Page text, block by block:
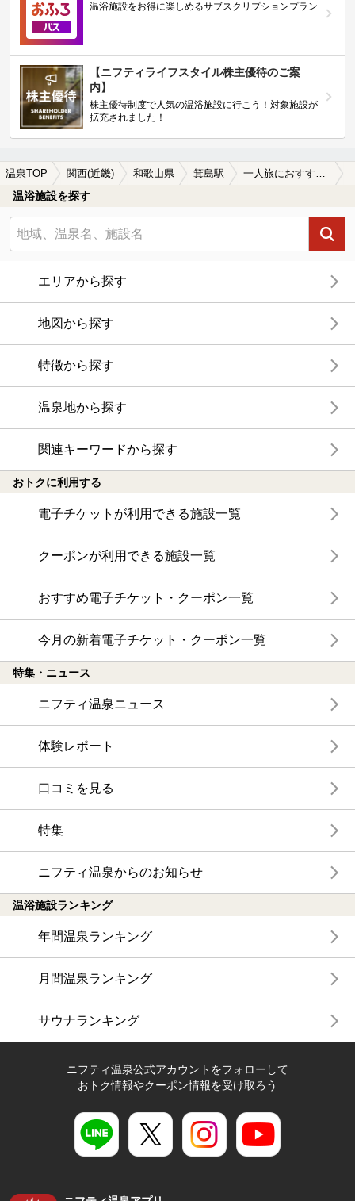
温浴施設をお得に楽しめるサブスクリプションプラン
【ニフティライフスタイル株主優待のご案
内】
株主優待制度で人気の温浴施設に行こう！対象施設が
拡充されました！
温泉TOP 関西(近畿) 和歌山県 箕島駅 一人旅におすすめの箕島駅近くの温泉、日帰り温泉、スーパー銭湯おすすめ
温浴施設を探す
エリアから探す
地図から探す
特徴から探す
温泉地から探す
関連キーワードから探す
おトクに利用する
電子チケットが利用できる施設一覧
クーポンが利用できる施設一覧
おすすめ電子チケット・クーポン一覧
今月の新着電子チケット・クーポン一覧
特集・ニュース
ニフティ温泉ニュース
体験レポート
口コミを見る
特集
ニフティ温泉からのお知らせ
温浴施設ランキング
年間温泉ランキング
月間温泉ランキング
サウナランキング
ニフティ温泉公式アカウントをフォローして
おトク情報やクーポン情報を受け取ろう